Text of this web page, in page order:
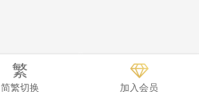
繁
简繁切换 加入会员